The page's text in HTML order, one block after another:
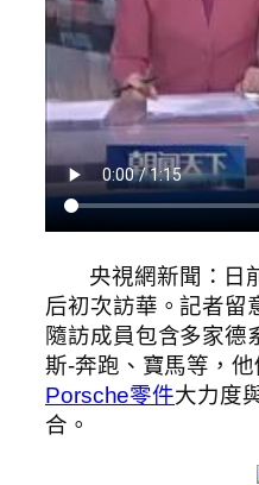
央視網新聞：日
后初次訪華。記者留
隨訪成員包含多家德
斯-奔跑、寶馬等，
Porsche零件大力度
合。